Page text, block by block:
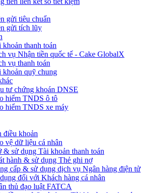
gửi tiêu chuẩn
gửi tích lũy
khoản thanh toán
vụ Nhận tiền quốc tế - Cake GlobalX
vụ thanh toán
khoản quỹ chung
tư chứng khoán DNSE
hiểm TNDS ô tô
hiểm TNDS xe máy
điều khoản
vệ dữ liệu cá nhân
& sử dụng Tài khoản thanh toán
hành & sử dụng Thẻ ghi nợ
cấp & sử dụng dịch vụ Ngân hàng điện tử
đối với Khách hàng cá nhân
thủ đạo luật FATCA